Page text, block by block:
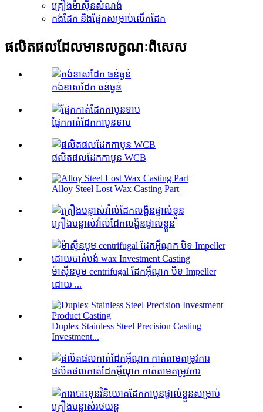
គ្រឿងម៉ាស៊ីនសំណង់
កង់​ដែក និង​ផ្នែក​សម្រាប់​លើក​ដែក
ផលិតផលដែលមានលក្ខណៈពិសេស
កង់ខាសដែក ធន់ធ្ងន់
ផ្នែកកាត់ដែកកាបូនទាប
ផលិតផលដែកកាបូន WCB
Alloy Steel Lost Wax Casting Part
គ្រឿងបន្លាស់វ៉ាល់ដែកលង្ហិនផ្ទាល់ខ្លួន
ម៉ាស៊ីនបូម centrifugal ដែកអ៊ីណុក បិទ Impeller
ដោយ ...
Duplex Stainless Steel Precision Casting
Investment...
ផលិតផលកាត់ដែកអ៊ីណុក កាត់តាមតម្រូវការ